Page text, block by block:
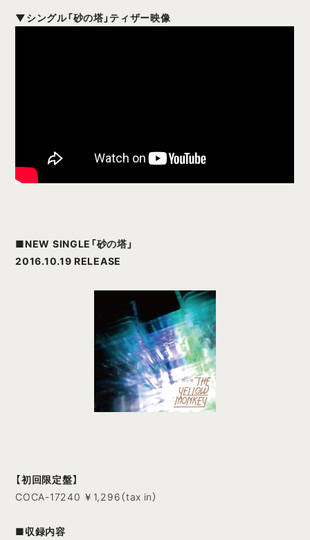
▼シングル「砂の塔」ティザー映像
■NEW SINGLE「砂の塔」
2016.10.19 RELEASE
【初回限定盤】
COCA-17240 ￥1,296（tax in）
■収録内容